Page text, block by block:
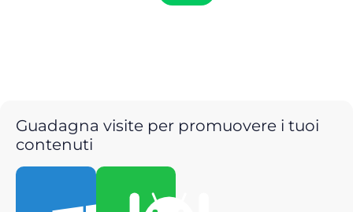
Guadagna visite per promuovere i tuoi
contenuti